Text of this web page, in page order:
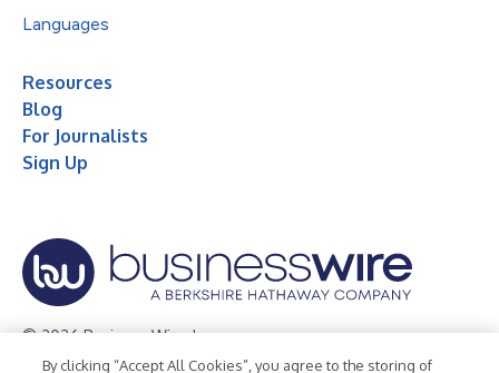
Languages
Resources
Blog
For Journalists
Sign Up
© 2026 Business Wire, Inc.
By clicking “Accept All Cookies”, you agree to the storing of